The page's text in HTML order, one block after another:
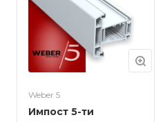
Weber 5
Импост 5-ти